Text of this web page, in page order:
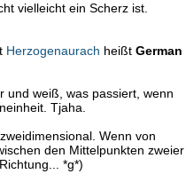
vielleicht ein Scherz ist.
Herzogenaurach heißtGerman
und weiß, was passiert, wenn
Tjaha.
Wenn von
den Mittelpunkten zweier
*g*)